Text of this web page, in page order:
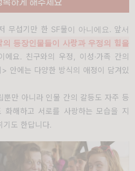
무섭기만 한 SF물이 아니에요. 앞서
의 등장인물들이 사랑과 우정의 힘을
에요. 친구와의 우정, 이성·가족 간의
안에는 다양한 방식의 애정이 담겨있
뿐만 아니라 인물 간의 갈등도 자주 등
화해하고 서로를 사랑하는 모습을 지
기도 한답니다.